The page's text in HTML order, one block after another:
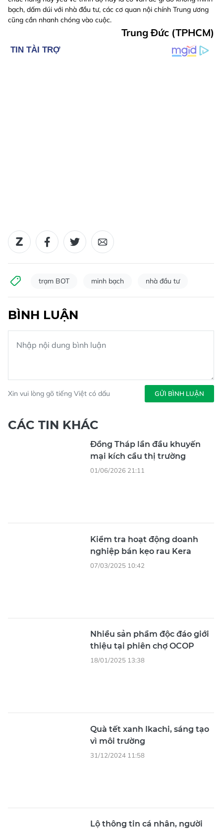
bạch, dấm dúi với nhà đầu tư, các cơ quan nội chính Trung ương
cũng cần nhanh chóng vào cuộc.
Trung Đức (TPHCM)
trạm BOT minh bạch nhà đầu tư
BÌNH LUẬN
Xin vui lòng gõ tiếng Việt có dấu GỬI BÌNH LUẬN
CÁC TIN KHÁC
Đồng Tháp lần đầu khuyến
mại kích cầu thị trường
01/06/2026 21:11
Kiểm tra hoạt động doanh
nghiệp bán kẹo rau Kera
07/03/2025 10:42
Nhiều sản phẩm độc đáo giới
thiệu tại phiên chợ OCOP
18/01/2025 13:38
Quà tết xanh Ikachi, sáng tạo
vì môi trường
31/12/2024 11:58
Lộ thông tin cá nhân, người